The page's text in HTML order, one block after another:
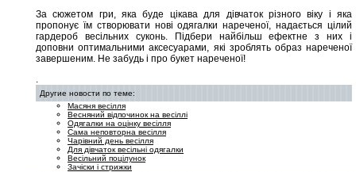
За сюжетом гри, яка буде цікава для дівчаток різного віку і яка
пропонує їм створювати нові одягалки нареченої, надається цілий
гардероб весільних суконь. Підбери найбільш ефектне з них і
доповни оптимальними аксесуарами, які зроблять образ нареченої
завершеним. Не забудь і про букет нареченої!
.
Другие новости по теме:
Масяня весілля
Весняний відпочинок на весіллі
Одягалки на оцінку весілля
Сама неповторна весілля
Чарівний день весілля
Для дівчаток весільні одягалки
Весільний поцілунок
Зачіски і стрижки